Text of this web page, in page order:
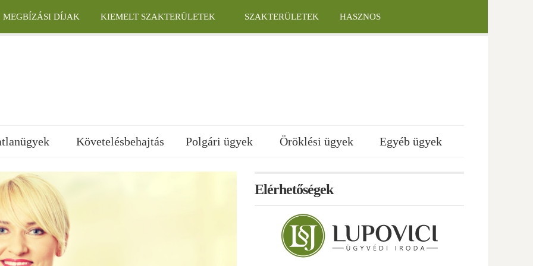
MEGBÍZÁSI DÍJAK KIEMELT SZAKTERÜLETEK SZAKTERÜLETEK HASZNOS
Követelésbehajtás Polgári ügyek Öröklési ügyek Egyéb ügyek
Elérhetőségek